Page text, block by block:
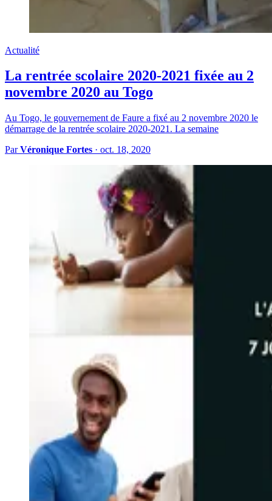
Actualité
La rentrée scolaire 2020-2021 fixée au 2
novembre 2020 au Togo
Au Togo, le gouvernement de Faure a fixé au 2 novembre 2020 le
démarrage de la rentrée scolaire 2020-2021. La semaine
ParVéronique Fortes · oct. 18, 2020